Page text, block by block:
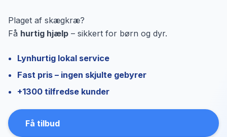
Plaget af skægkræ?
Få hurtig hjælp – sikkert for børn og dyr.
Lynhurtig lokal service
Fast pris – ingen skjulte gebyrer
+1300 tilfredse kunder
Få tilbud